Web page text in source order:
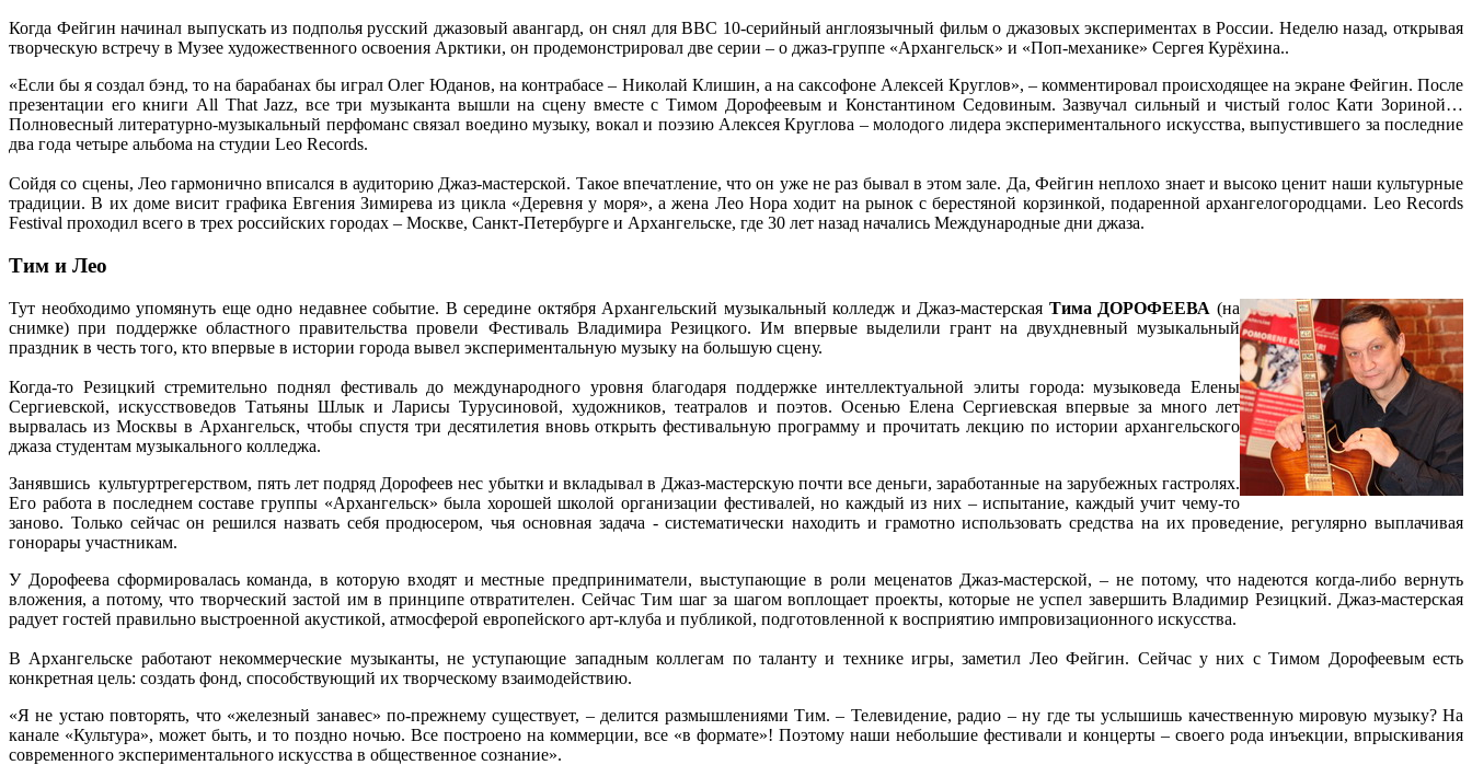
Когда Фейгин начинал выпускать из подполья русский джазовый авангард, он снял для BBC 10-серийный англоязычный фильм о джазовых экспериментах в России. Неделю назад, открывая
творческую встречу в Музее художественного освоения Арктики, он продемонстрировал две серии – о джаз-группе «Архангельск» и «Поп-механике» Сергея Курёхина..
«Если бы я создал бэнд, то на барабанах бы играл Олег Юданов, на контрабасе – Николай Клишин, а на саксофоне Алексей Круглов», – комментировал происходящее на экране Фейгин. После
презентации его книги All That Jazz, все три музыканта вышли на сцену вместе с Тимом Дорофеевым и Константином Седовиным. Зазвучал сильный и чистый голос Кати Зориной…
Полновесный литературно-музыкальный перфоманс связал воедино музыку, вокал и поэзию Алексея Круглова – молодого лидера экспериментального искусства, выпустившего за последние
два года четыре альбома на студии Leo Records.
Сойдя со сцены, Лео гармонично вписался в аудиторию Джаз-мастерской. Такое впечатление, что он уже не раз бывал в этом зале. Да, Фейгин неплохо знает и высоко ценит наши культурные
традиции. В их доме висит графика Евгения Зимирева из цикла «Деревня у моря», а жена Лео Нора ходит на рынок с берестяной корзинкой, подаренной архангелогородцами. Leo Records
Festival проходил всего в трех российских городах – Москве, Санкт-Петербурге и Архангельске, где 30 лет назад начались Международные дни джаза.
Тим и Лео
Тут необходимо упомянуть еще одно недавнее событие. В середине октября Архангельский музыкальный колледж и Джаз-мастерская Тима ДОРОФЕЕВА (на
снимке) при поддержке областного правительства провели Фестиваль Владимира Резицкого. Им впервые выделили грант на двухдневный музыкальный
праздник в честь того, кто впервые в истории города вывел экспериментальную музыку на большую сцену.
Когда-то Резицкий стремительно поднял фестиваль до международного уровня благодаря поддержке интеллектуальной элиты города: музыковеда Елены
Сергиевской, искусствоведов Татьяны Шлык и Ларисы Турусиновой, художников, театралов и поэтов. Осенью Елена Сергиевская впервые за много лет
вырвалась из Москвы в Архангельск, чтобы спустя три десятилетия вновь открыть фестивальную программу и прочитать лекцию по истории архангельского
джаза студентам музыкального колледжа.
Занявшись культуртрегерством, пять лет подряд Дорофеев нес убытки и вкладывал в Джаз-мастерскую почти все деньги, заработанные на зарубежных гастролях.
Его работа в последнем составе группы «Архангельск» была хорошей школой организации фестивалей, но каждый из них – испытание, каждый учит чему-то
заново. Только сейчас он решился назвать себя продюсером, чья основная задача - систематически находить и грамотно использовать средства на их проведение, регулярно выплачивая
гонорары участникам.
У Дорофеева сформировалась команда, в которую входят и местные предприниматели, выступающие в роли меценатов Джаз-мастерской, – не потому, что надеются когда-либо вернуть
вложения, а потому, что творческий застой им в принципе отвратителен. Сейчас Тим шаг за шагом воплощает проекты, которые не успел завершить Владимир Резицкий. Джаз-мастерская
радует гостей правильно выстроенной акустикой, атмосферой европейского арт-клуба и публикой, подготовленной к восприятию импровизационного искусства.
В Архангельске работают некоммерческие музыканты, не уступающие западным коллегам по таланту и технике игры, заметил Лео Фейгин. Сейчас у них с Тимом Дорофеевым есть
конкретная цель: создать фонд, способствующий их творческому взаимодействию.
«Я не устаю повторять, что «железный занавес» по-прежнему существует, – делится размышлениями Тим. – Телевидение, радио – ну где ты услышишь качественную мировую музыку? На
канале «Культура», может быть, и то поздно ночью. Все построено на коммерции, все «в формате»! Поэтому наши небольшие фестивали и концерты – своего рода инъекции, впрыскивания
современного экспериментального искусства в общественное сознание».